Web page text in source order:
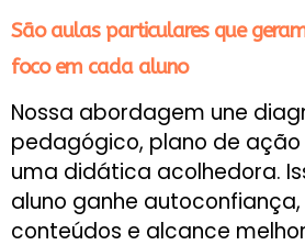
São aulas particulares que
foco em cada aluno
Nossa abordagem une
pedagógico, plano de
uma didática acolhedora.
aluno ganhe
conteúdos e alcance